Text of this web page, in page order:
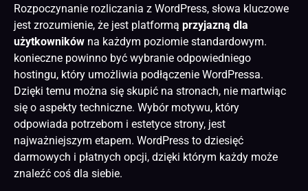
Rozpoczynanie rozliczania z WordPress, słowa kluczowe
jest zrozumienie, że jest platformą przyjazną dla
użytkowników na każdym poziomie standardowym.
konieczne powinno być wybranie odpowiedniego
hostingu, który umożliwia podłączenie WordPressa.
Dzięki temu można się skupić na stronach, nie martwiąc
się o aspekty techniczne. Wybór motywu, który
odpowiada potrzebom i estetyce strony, jest
najważniejszym etapem. WordPress to dziesięć
darmowych i płatnych opcji, dzięki którym każdy może
znaleźć coś dla siebie.